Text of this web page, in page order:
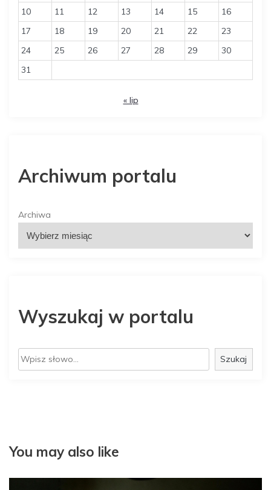
10
11 12 13 14 15
16
17
18 19 20 21 22
23
24
25 26 27 28 29
30
31
« lip
Archiwum portalu
Archiwa
Wyszukaj w portalu
S
z
Szukaj
You may also like